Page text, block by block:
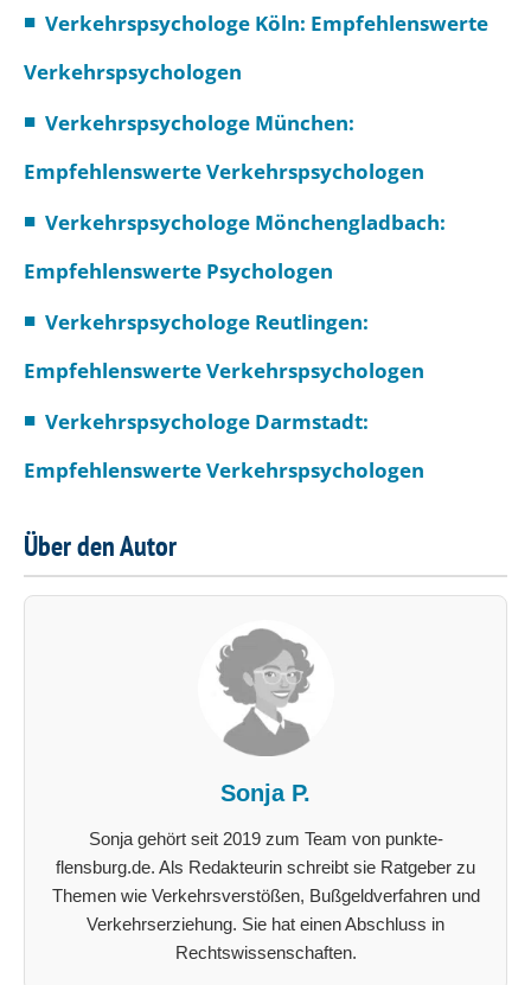
Verkehrspsychologe Köln: Empfehlenswerte
Verkehrspsychologen
Verkehrspsychologe München:
Empfehlenswerte Verkehrspsychologen
Verkehrspsychologe Mönchengladbach:
Empfehlenswerte Psychologen
Verkehrspsychologe Reutlingen:
Empfehlenswerte Verkehrspsychologen
Verkehrspsychologe Darmstadt:
Empfehlenswerte Verkehrspsychologen
Über den Autor
Sonja P.
Sonja gehört seit 2019 zum Team von punkte-
flensburg.de. Als Redakteurin schreibt sie Ratgeber zu
Themen wie Verkehrsverstößen, Bußgeldverfahren und
Verkehrserziehung. Sie hat einen Abschluss in
Rechtswissenschaften.